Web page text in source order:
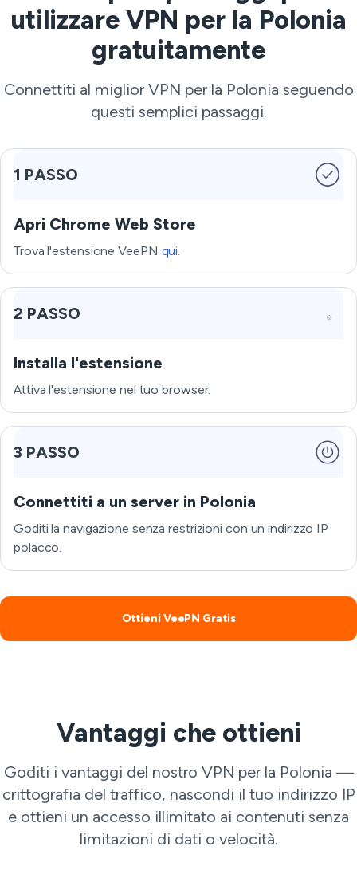
utilizzare VPN per la Polonia
gratuitamente
Connettiti al miglior VPN per la Polonia seguendo
questi semplici passaggi.
1 PASSO
Apri Chrome Web Store
Trova l'estensione VeePN qui.
2 PASSO
Installa l'estensione
Attiva l'estensione nel tuo browser.
3 PASSO
Connettiti a un server in Polonia
Goditi la navigazione senza restrizioni con un indirizzo IP
polacco.
Ottieni VeePN Gratis
Vantaggi che ottieni
Goditi i vantaggi del nostro VPN per la Polonia —
crittografia del traffico, nascondi il tuo indirizzo IP
e ottieni un accesso illimitato ai contenuti senza
limitazioni di dati o velocità.